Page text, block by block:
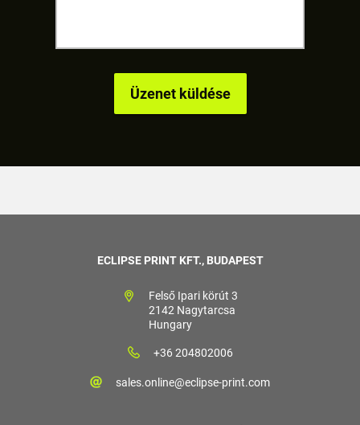
ECLIPSE PRINT KFT., BUDAPEST
Felső Ipari körút 3
2142 Nagytarcsa
Hungary
+36 204802006
sales.online@eclipse-print.com